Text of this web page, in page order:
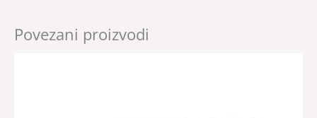
Povezani proizvodi